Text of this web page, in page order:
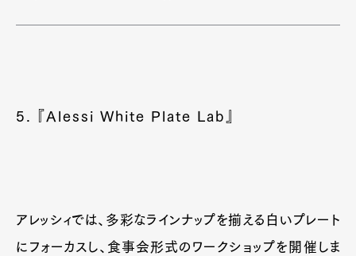
5. 『Alessi White Plate Lab』
アレッシィでは、多彩なラインナップを揃える白いプレート
にフォーカスし、食事会形式のワークショップを開催しま